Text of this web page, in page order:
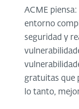
ACME
entorno
seguridad y
gratuitas que
lo tanto,